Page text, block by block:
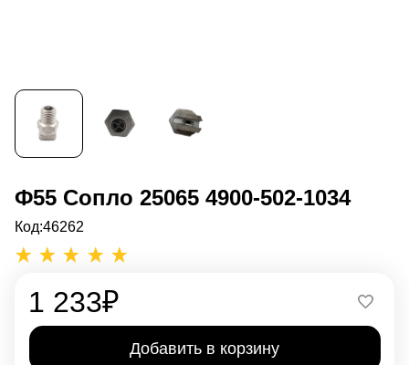
Ф55 Сопло 25065 4900-502-1034
Код:46262
1 233₽
Добавить в корзину